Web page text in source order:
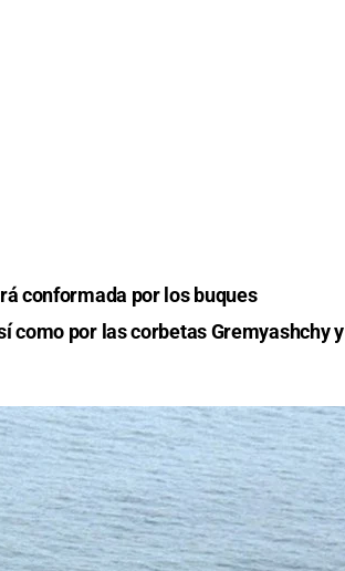
conformada por los buques
como por las corbetas Gremyashchy y